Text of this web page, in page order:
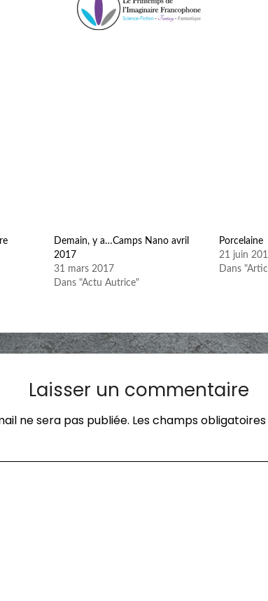
Demain, y a…Camps Nano avril
2017
31 mars 2017
Dans "Actu Autrice"
Porcelaine
21 juin
Dans
Laisser un commentaire
ne sera pas publiée. Les champs